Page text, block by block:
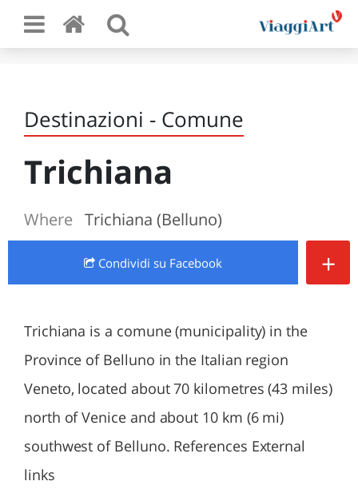
Destinazioni - Comune
Trichiana
Where Trichiana (Belluno)
Condividi su Facebook +
Trichiana is a comune (municipality) in the
Province of Belluno in the Italian region
Veneto, located about 70 kilometres (43 miles)
north of Venice and about 10 km (6 mi)
southwest of Belluno. References External
links